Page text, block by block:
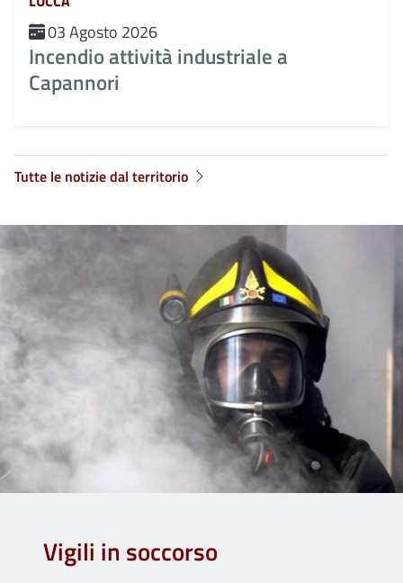
03 Agosto 2026
Incendio attività industriale a
Capannori
Tutte le notizie dal territorio
Vigili in soccorso